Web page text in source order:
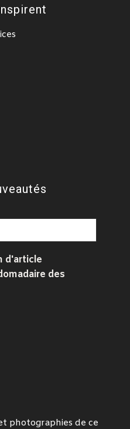
d'article
des
photographies de ce